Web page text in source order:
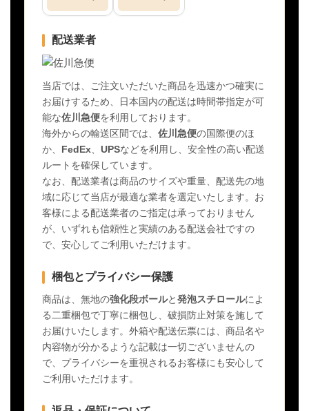
配送業者
当店では、ご注文いただいた商品を迅速かつ確実に
お届けするため、日本国内の配送は時間帯指定が可
能な佐川急便を利用しております。
海外からの輸送区間では、 佐川急便の国際便のほ
か、 FedEx UPSなどを利用し、安全性の高い配送
ルートを確保しています。
なお、配送業者は商品のサイズや重量、配送先の地
域に応じて当店が最適な業者を選定いたします。お
客様による配送業者のご指定は承っておりません
が、いずれも信頼性と実績のある配送会社ですの
で、安心してご利用いただけます。
梱包とプライバシー保護
商品は、無地の強化段ボールと発泡スチロールによ
る二重梱包で丁寧に梱包し、破損防止対策を施して
お届けいたします。外箱や配送伝票には、商品名や
内容物が分かるような記載は一切ございませんの
で、プライバシーを重視されるお客様にも安心して
ご利用いただけます。